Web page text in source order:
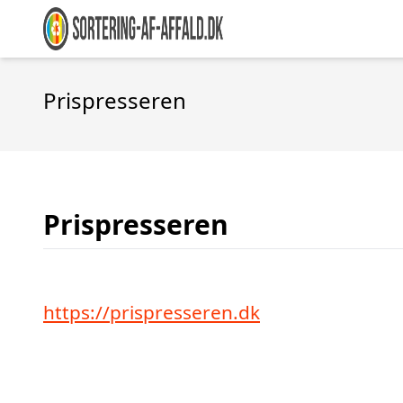
Prispresseren
Prispresseren
https://prispresseren.dk